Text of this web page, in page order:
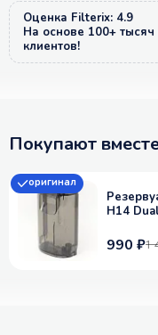
Оценка Filterix: 4.9
На основе 100+
клиентов!
Покупают
H14
оригинал
990 ₽1